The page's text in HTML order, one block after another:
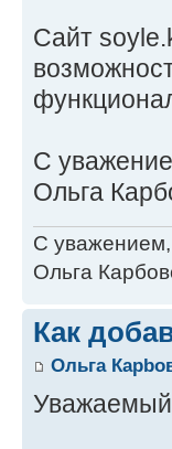
Сайт
С
Ольга
С уважением,
Ольга
Как
Ольга